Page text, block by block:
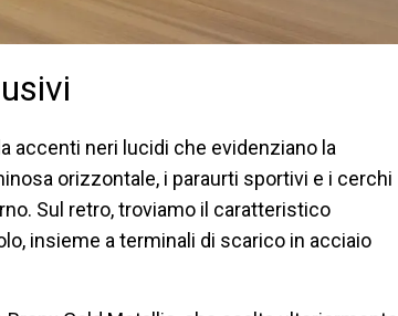
accenti neri lucidi che evidenziano la
orizzontale, i paraurti sportivi e i cerchi
Sul retro, troviamo il caratteristico
insieme a terminali di scarico in acciaio